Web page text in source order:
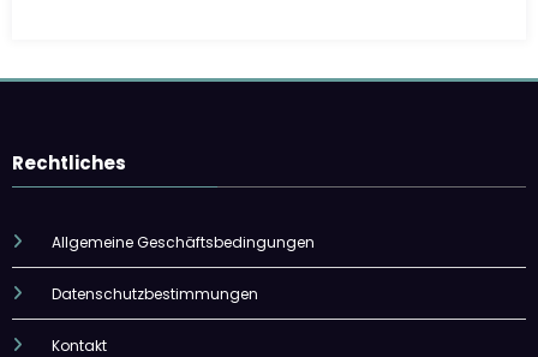
Rechtliches
Allgemeine Geschäftsbedingungen
Datenschutzbestimmungen
Kontakt